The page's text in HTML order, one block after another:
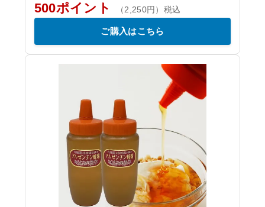
500ポイント （2,250円）税込
ご購入はこちら